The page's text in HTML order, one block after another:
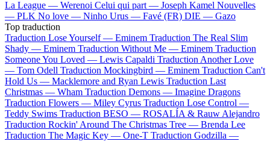
La League — Werenoi Celui qui part — Joseph Kamel Nouvelles
— PLK No love — Ninho Urus — Favé (FR) DIE — Gazo
Top traduction
Traduction Lose Yourself — Eminem Traduction The Real Slim
Shady — Eminem Traduction Without Me — Eminem Traduction
Someone You Loved — Lewis Capaldi Traduction Another Love
— Tom Odell Traduction Mockingbird — Eminem Traduction Can't
Hold Us — Macklemore and Ryan Lewis Traduction Last
Christmas — Wham Traduction Demons — Imagine Dragons
Traduction Flowers — Miley Cyrus Traduction Lose Control —
Teddy Swims Traduction BESO — ROSALÍA & Rauw Alejandro
Traduction Rockin' Around The Christmas Tree — Brenda Lee
Traduction The Magic Key — One-T Traduction Godzilla —